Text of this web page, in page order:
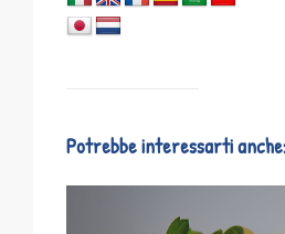
Potrebbe interessarti anche: